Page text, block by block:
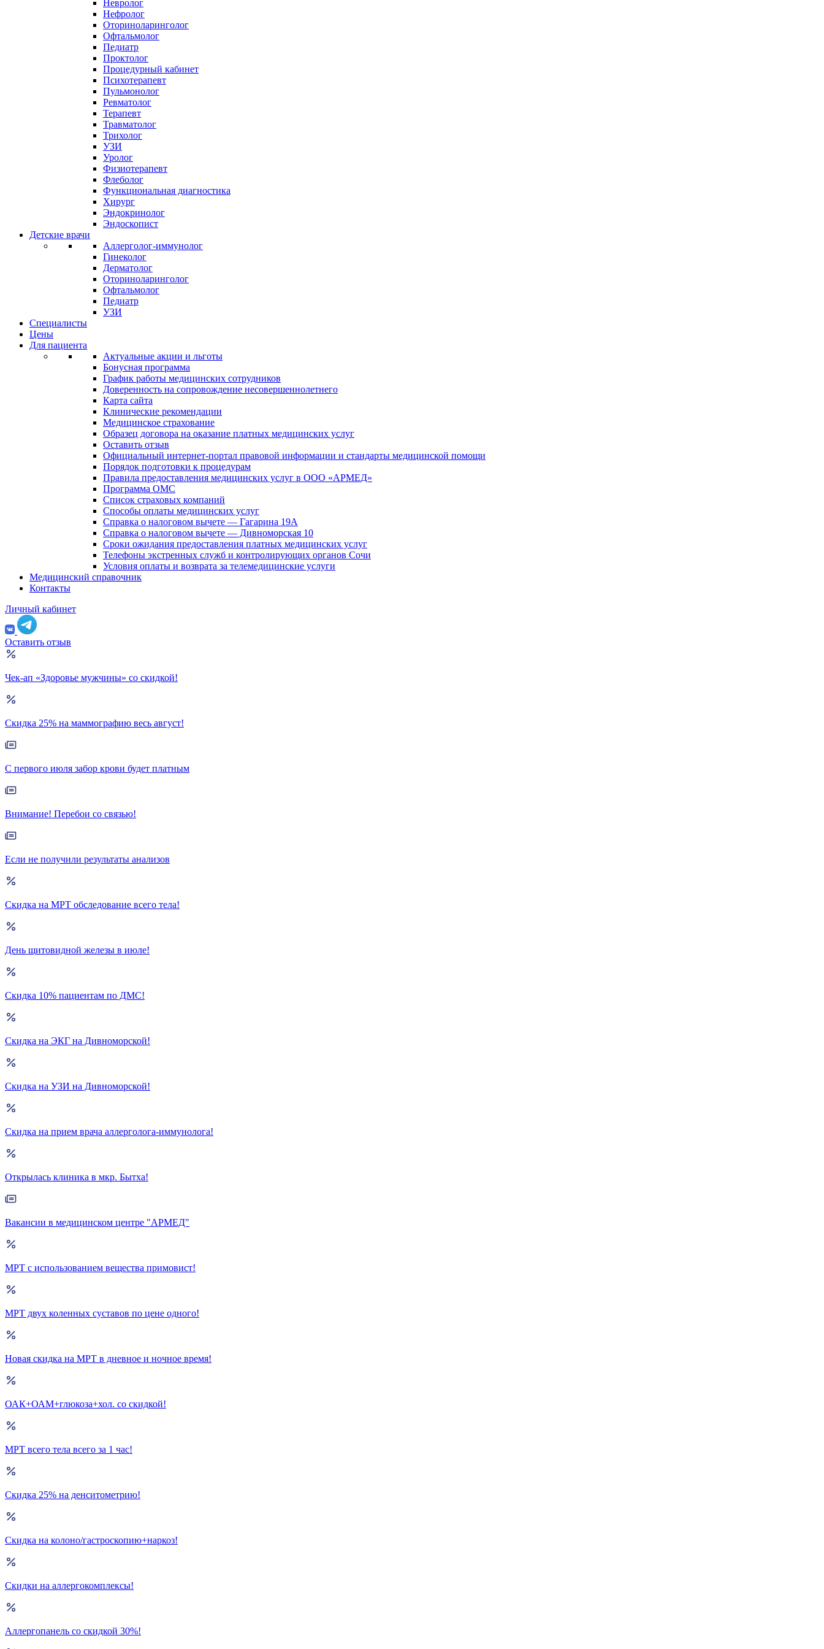
Невролог
Нефролог
Оториноларинголог
Офтальмолог
Педиатр
Проктолог
Процедурный кабинет
Психотерапевт
Пульмонолог
Ревматолог
Терапевт
Травматолог
Трихолог
УЗИ
Уролог
Физиотерапевт
Флеболог
Функциональная диагностика
Хирург
Эндокринолог
Эндоскопист
Детские врачи
Аллерголог-иммунолог
Гинеколог
Дерматолог
Оториноларинголог
Офтальмолог
Педиатр
УЗИ
Специалисты
Цены
Для пациента
Актуальные акции и льготы
Бонусная программа
График работы медицинских сотрудников
Доверенность на сопровождение несовершеннолетнего
Карта сайта
Клинические рекомендации
Медицинское страхование
Образец договора на оказание платных медицинских услуг
Оставить отзыв
Официальный интернет-портал правовой информации и стандарты медицинской помощи
Порядок подготовки к процедурам
Правила предоставления медицинских услуг в ООО «АРМЕД»
Программа ОМС
Список страховых компаний
Способы оплаты медицинских услуг
Справка о налоговом вычете — Гагарина 19А
Справка о налоговом вычете — Дивноморская 10
Сроки ожидания предоставления платных медицинских услуг
Телефоны экстренных служб и контролирующих органов Сочи
Условия оплаты и возврата за телемедицинские услуги
Медицинский справочник
Контакты
Личный кабинет
Оставить отзыв
Чек-ап «Здоровье мужчины» со скидкой!
Скидка 25% на маммографию весь август!
С первого июля забор крови будет платным
Внимание! Перебои со связью!
Если не получили результаты анализов
Скидка на МРТ обследование всего тела!
День щитовидной железы в июле!
Скидка 10% пациентам по ДМС!
Скидка на ЭКГ на Дивноморской!
Скидка на УЗИ на Дивноморской!
Скидка на прием врача аллерголога-иммунолога!
Открылась клиника в мкр. Бытха!
Вакансии в медицинском центре "АРМЕД"
МРТ с использованием вещества примовист!
МРТ двух коленных суставов по цене одного!
Новая скидка на МРТ в дневное и ночное время!
ОАК+ОАМ+глюкоза+хол. со скидкой!
МРТ всего тела всего за 1 час!
Скидка 25% на денситометрию!
Скидка на колоно/гастроскопию+наркоз!
Скидки на аллергокомплексы!
Аллергопанель со скидкой 30%!